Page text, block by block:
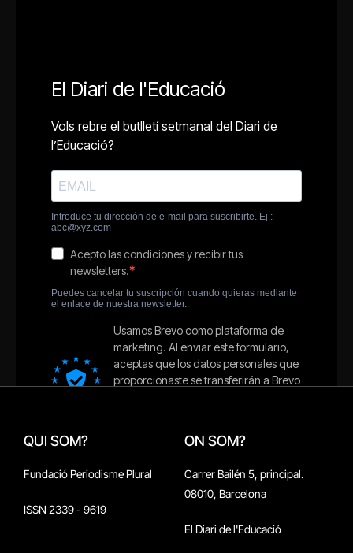
QUI SOM?
Fundació Periodisme Plural
ISSN 2339 - 9619
ON SOM?
Carrer Bailén 5, principal.
08010, Barcelona
El Diari de l'Educació